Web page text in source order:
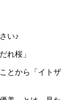
い♪
れ桜」
とから「イトザ